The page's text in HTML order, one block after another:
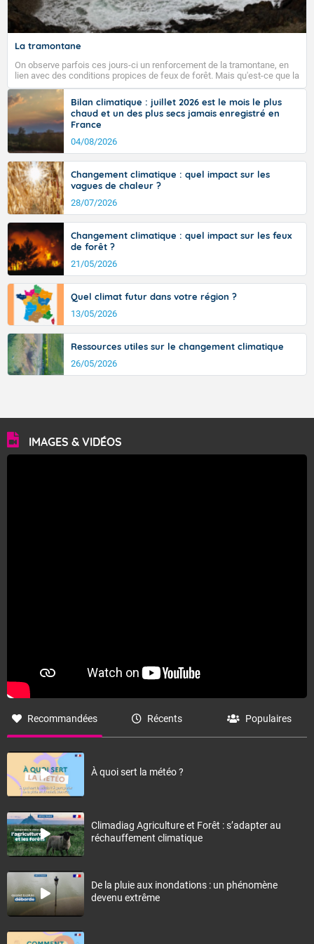
La tramontane
On observe parfois ces jours-ci un renforcement de la tramontane, en
lien avec des conditions propices de feux de forêt. Mais qu'est-ce que la
tramontane ? Quelles sont ses caractéristiques ? La tramontane est un
vent turbulent soufflant de secteur nord-ouest à nord, ou ouest à nord-
ouest, dans un secteur qui part du Roussillon à la vallée de l’Aude et à
l’ouest de l’Hérault. L’étymologie de ce vent vient du latin trasmontanus,
signifiant au-delà des monts, en allusion aux régions montagneuses
d’où provient ce vent.
Bilan climatique : juillet 2026 est le mois le plus
chaud et un des plus secs jamais enregistré en
France
04/08/2026
Changement climatique : quel impact sur les
vagues de chaleur ?
28/07/2026
Changement climatique : quel impact sur les feux
de forêt ?
21/05/2026
Quel climat futur dans votre région ?
13/05/2026
Ressources utiles sur le changement climatique
26/05/2026
IMAGES & VIDÉOS
Recommandées Récents Populaires
À quoi sert la météo ?
Climadiag Agriculture et Forêt : s’adapter au
réchauffement climatique
De la pluie aux inondations : un phénomène
devenu extrême